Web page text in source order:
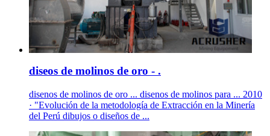
diseos de molinos de oro - .
disenos de molinos de oro ... disenos de molinos para ... 2010
· "Evolución de la metodología de Extracción en la Minería
del Perú dibujos o diseños de ...